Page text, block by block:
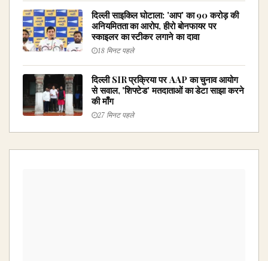
दिल्ली साइकिल घोटाला: 'आप' का ₹90 करोड़ की
अनियमितता का आरोप, हीरो बोनफायर पर
स्काइलर का स्टीकर लगाने का दावा
18 मिनट पहले
दिल्ली SIR प्रक्रिया पर AAP का चुनाव आयोग
से सवाल, 'शिफ्टेड' मतदाताओं का डेटा साझा करने
की माँग
27 मिनट पहले